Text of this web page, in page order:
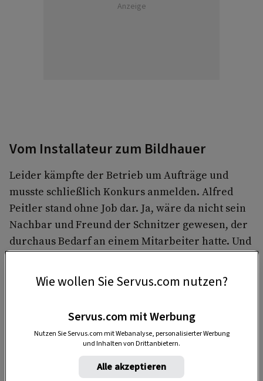
Anzeige
Vom Installateur zum Bildhauer
Leider kämpfte der Betrieb um Aufträge und
musste schließlich Konkurs anmelden. Alfred
Peitler stand ohne Job dar. Ja, wäre da nicht sein
Nachbar und Freund der Schnitzer gewesen, der
durchaus Bedarf an einem Mitarbeiter hatte. Und
Buttermodel bis hin zu den Glocktürmen – die
man vor allem am Giebel traditioneller
Werkstatt alles hergestellt. Gemeinsam fuhren
die beiden Freunde auf zahlreiche Messen und
verkauften ihre Erzeugnisse bis hin zu den
Glocktürmen, die sogar bis nach Amerika
Wie wollen Sie Servus.com nutzen?
Servus.com mit Werbung
Nutzen Sie Servus.com mit Webanalyse, personalisierter Werbung
und Inhalten von Drittanbietern.
Alle akzeptieren